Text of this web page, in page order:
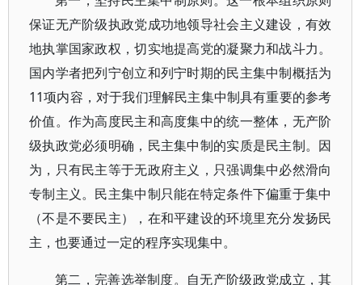
保证无产阶级执政党成功地领导社会主义建设，有效
地执掌国家政权，切实地提高党的凝聚力和战斗力。
国内学者把列宁创立和列宁时期的民主集中制概括为
11项内容，对于我们理解民主集中制具有重要的参考
价值。作为高度民主和高度集中的统一整体，无产阶
级执政党必须明确，民主集中制的实质是民主制。因
为，只有民主等于无政府主义，只强调集中必然滑向
专制主义。民主集中制只能在特定条件下偏重于集中
（不是不要民主），在和平建设的环境里充分发扬民
主，也要通过一定的程序实现集中。
第二，完善选举制度。自无产阶级政党成立，其